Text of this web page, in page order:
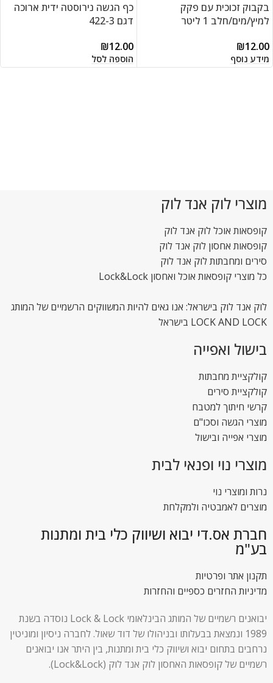
בקבוק זכוכית עם פקק
למיץ/מים/חלב 1 ליטר
₪12.00
מידע נוסף
כף הגשה נירוסטה ידית ארוכה
דגם 422-3
₪12.00
הוספה לסל
מוצרי לוק אנד לוק
קופסאות אוכל לוק אנד לוק
קופסאות אחסון לוק אנד לוק
סירים ומחבתות לוק אנד לוק
כל מוצרי קופסאות אוכל ואחסון Lock&Lock
לוק אנד לוק בישראל: אנו גאים להיות המשווקים הרשמיים של המותג
LOCK AND LOCK בישראל
בישול ואפייה
קולקציית מחבתות
קולקציית סירים
קרשי חיתוך למטבח
מוצרי הגשה וסכו"ם
מוצרי אפייה ובישול
מוצרי נוי ופנאי לבית
נרות ומוצרי נוי
מוצרים לאמבטיה ולמקלחת
חברת אס.די יבוא ושיווק כלי בית ומתנות
בע"מ
תקנון אתר ופרטיות
מדיניות החזרים כספיים והחזרות
יבואנים רשמיים של המותג הבינלאומי Lock & Lock נוסדה בשנת
1989 ונמצאת בבעלותו ובניהולו של דוד שאול. לחברה ניסיון ומוניטין
נרחבים בתחום יבוא ושיווק כלי בית ומתנות, בין היתר אנו יבואנים
רשמיים של קופסאות האחסון לוק אנד לוק (Lock&Lock).